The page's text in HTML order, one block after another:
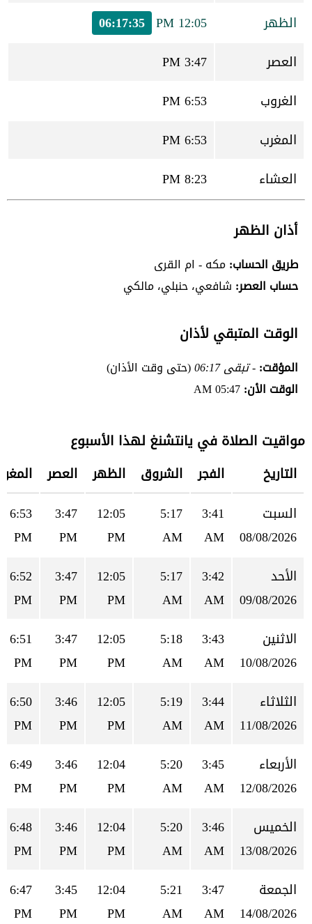
الظهر
12:05 PM
06:17:35
العصر
3:47 PM
الغروب
6:53 PM
المغرب
6:53 PM
العشاء
8:23 PM
أذان الظهر
طريق الحساب:مكه - ام القرى
حساب العصر: شافعي، حنبلي، مالكي
الوقت المتبقي لأذان
المؤقت:- تبقى 06:17
(حتى وقت الأذان)
الوقت الأن:
مواقيت الصلاة في يانتشنغ لهذا الأسبوع
التاريخ الفجر الشروق الظهر العصر
السبت
08/08/2026
3:41
AM
5:17
AM
12:05
PM
3:47
PM
6:53
PM
الأحد
09/08/2026
3:42
AM
5:17
AM
12:05
PM
3:47
PM
6:52
PM
الاثنين
10/08/2026
3:43
AM
5:18
AM
12:05
PM
3:47
PM
6:51
PM
الثلاثاء
11/08/2026
3:44
AM
5:19
AM
12:05
PM
3:46
PM
6:50
PM
الأربعاء
12/08/2026
3:45
AM
5:20
AM
12:04
PM
3:46
PM
6:49
PM
الخميس
13/08/2026
3:46
AM
5:20
AM
12:04
PM
3:46
PM
6:48
PM
الجمعة
14/08/2026
3:47
AM
5:21
AM
12:04
PM
3:45
PM
6:47
PM